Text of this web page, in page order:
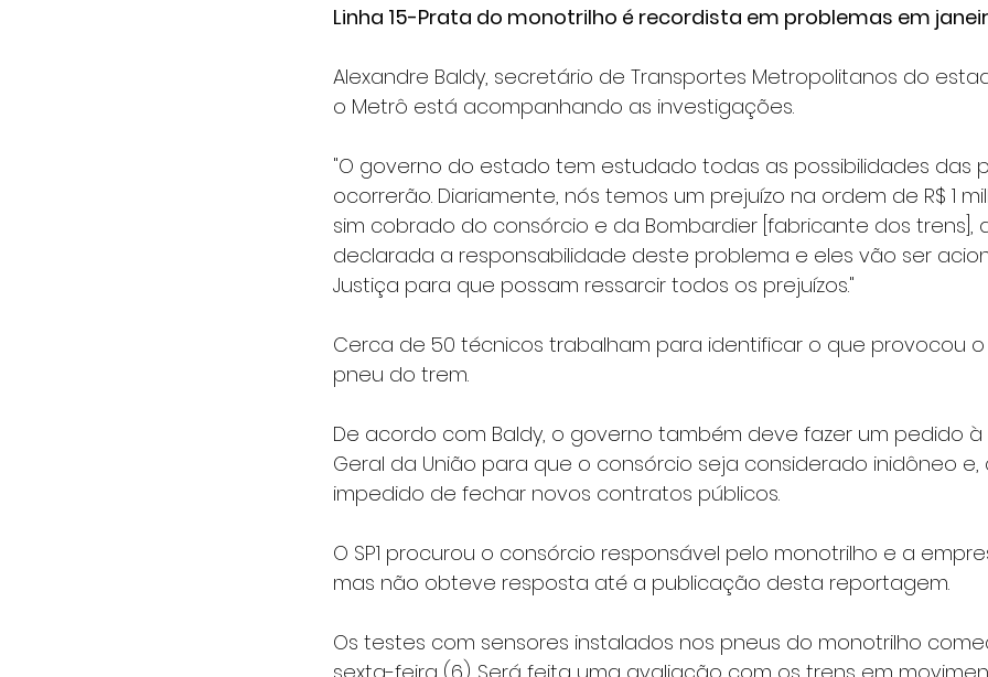
Linha 15-Prata do monotrilho é recordista em problemas em
Alexandre Baldy, secretário de Transportes Metropolitanos do
o Metrô está acompanhando as investigações.
"O governo do estado tem estudado todas as possibilidades das
ocorrerão. Diariamente, nós temos um prejuízo na ordem de R$ 1
sim cobrado do consórcio e da Bombardier [fabricante dos trens],
declarada a responsabilidade deste problema e eles vão ser
Justiça para que possam ressarcir todos os prejuízos."
Cerca de 50 técnicos trabalham para identificar o que provocou
pneu do trem.
De acordo com Baldy, o governo também deve fazer um pedido
Geral da União para que o consórcio seja considerado inidôneo e,
impedido de fechar novos contratos públicos.
O SP1 procurou o consórcio responsável pelo monotrilho e a
mas não obteve resposta até a publicação desta reportagem.
Os testes com sensores instalados nos pneus do monotrilho